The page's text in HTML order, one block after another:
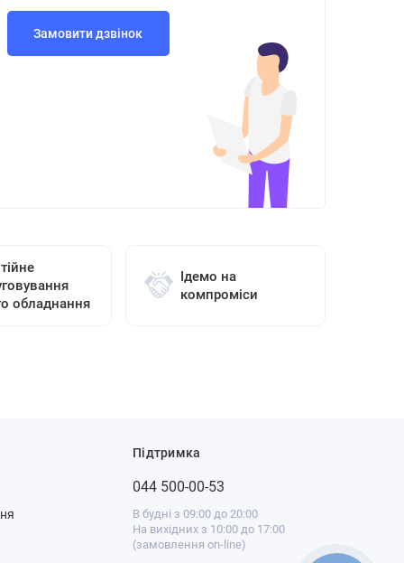
Замовити дзвінок
обладнання
Ідемо на
компроміси
Підтримка
044 500-00-53
В будні з 09:00 до 20:00
На вихідних з 10:00 до 17:00
(замовлення on-line)